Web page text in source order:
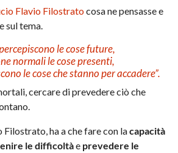
Flavio Filostratocosa ne pensasse e
sul tema.
le cose future,
normali le cose presenti,
le cose che stanno per accadere”.
cercare di prevedere ciò che
Filostrato, ha a che fare con lacapacità
le difficoltàe prevedere le